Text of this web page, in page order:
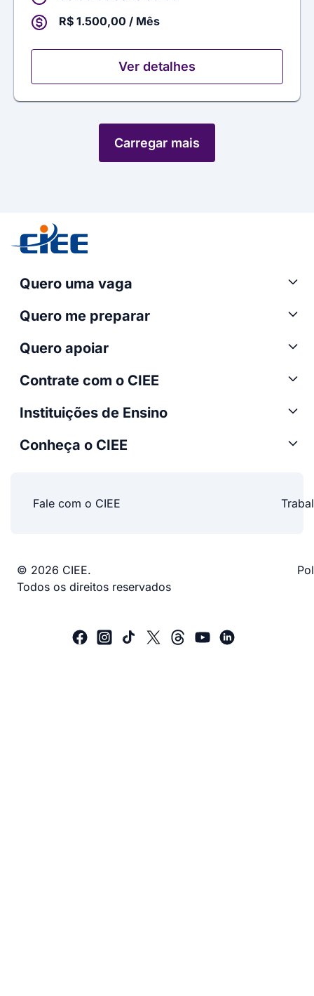
R$ 1.500,00 / Mês
Ver detalhes
Carregar mais
Quero uma vaga
Quero me preparar
Quero apoiar
Contrate com o CIEE
Instituições de Ensino
Conheça o CIEE
Fale com o CIEE
© 2026 CIEE.
Todos os direitos reservados